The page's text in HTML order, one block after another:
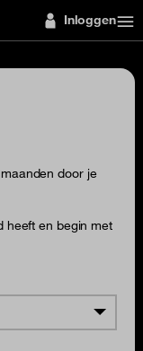
Inloggen
door je
heeft en begin met